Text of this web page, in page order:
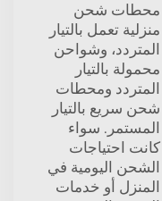
محطات شحن
منزلية تعمل بالتيار
المتردد، وشواحن
محمولة بالتيار
المتردد ومحطات
شحن سريع بالتيار
المستمر. سواء
كانت احتياجات
الشحن اليومية في
المنزل أو خدمات